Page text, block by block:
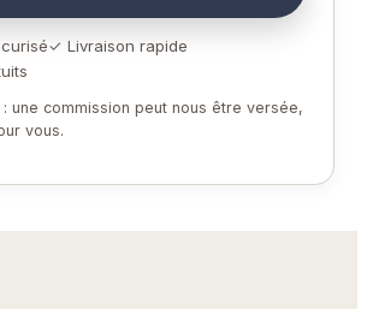
✓ Livraison rapide
une commission peut nous être versée,
vous.